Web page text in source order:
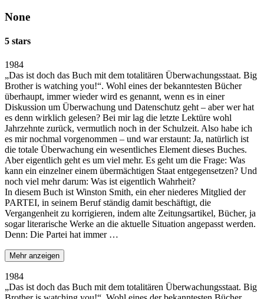
None
5 stars
1984
„Das ist doch das Buch mit dem totalitären Überwachungsstaat. Big
Brother is watching you!“. Wohl eines der bekanntesten Bücher
überhaupt, immer wieder wird es genannt, wenn es in einer
Diskussion um Überwachung und Datenschutz geht – aber wer hat
es denn wirklich gelesen? Bei mir lag die letzte Lektüre wohl
Jahrzehnte zurück, vermutlich noch in der Schulzeit. Also habe ich
es mir nochmal vorgenommen – und war erstaunt: Ja, natürlich ist
die totale Überwachung ein wesentliches Element dieses Buches.
Aber eigentlich geht es um viel mehr. Es geht um die Frage: Was
kann ein einzelner einem übermächtigen Staat entgegensetzen? Und
noch viel mehr darum: Was ist eigentlich Wahrheit?
In diesem Buch ist Winston Smith, ein eher niederes Mitglied der
PARTEI, in seinem Beruf ständig damit beschäftigt, die
Vergangenheit zu korrigieren, indem alte Zeitungsartikel, Bücher, ja
sogar literarische Werke an die aktuelle Situation angepasst werden.
Denn: Die Partei hat immer …
Mehr anzeigen
1984
„Das ist doch das Buch mit dem totalitären Überwachungsstaat. Big